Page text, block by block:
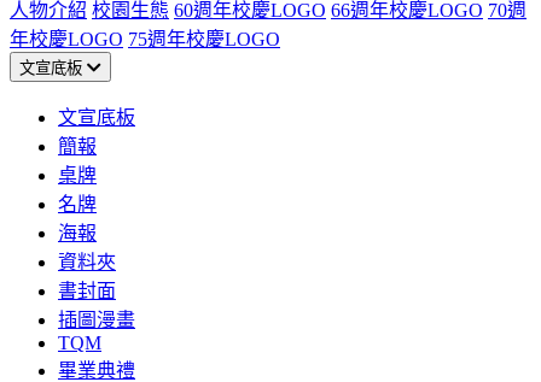
人物介紹 校園生態 60週年校慶LOGO 66週年校慶LOGO 70週
年校慶LOGO 75週年校慶LOGO
文宣底板
文宣底板
簡報
桌牌
名牌
海報
資料夾
書封面
插圖漫畫
TQM
畢業典禮